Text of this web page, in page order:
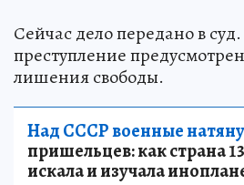
Сейчас дело передано в суд.
преступление
лишения свободы.
Над СССР военные
пришельцев: как страна
искала и изучала